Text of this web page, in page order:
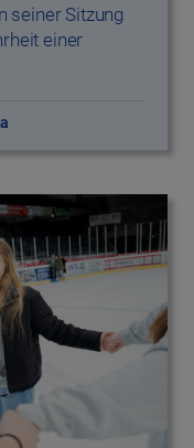
seiner Sitzung
einer